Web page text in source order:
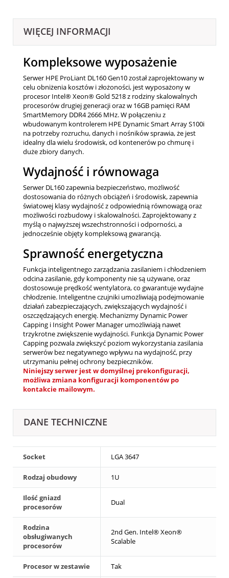
WIĘCEJ INFORMACJI
Kompleksowe wyposażenie
Serwer HPE ProLiant DL160 Gen10 został zaprojektowany w
celu obniżenia kosztów i złożoności, jest wyposażony w
procesor Intel® Xeon®Gold 5218z rodziny skalowalnych
procesorów drugiej generacji oraz w 16GB pamięci RAM
SmartMemory DDR4 2666 MHz. W połączeniu z
wbudowanym kontrolerem HPE Dynamic Smart Array S100i
na potrzeby rozruchu, danych i nośników sprawia, że ​​jest
idealny dla wielu środowisk, od kontenerów po chmurę i
duże zbiory danych.
Wydajność i równowaga
Serwer DL160 zapewnia bezpieczeństwo, możliwość
dostosowania do różnych obciążeń i środowisk, zapewnia
światowej klasy wydajność z odpowiednią równowagą oraz
możliwości rozbudowy i skalowalności. Zaprojektowany z
myślą o najwyższej wszechstronności i odporności, a
jednocześnie objęty kompleksową gwarancją.
Sprawność energetyczna
Funkcja inteligentnego zarządzania zasilaniem i chłodzeniem
odcina zasilanie, gdy komponenty nie są używane, oraz
dostosowuje prędkość wentylatora, co gwarantuje wydajne
chłodzenie. Inteligentne czujniki umożliwiają podejmowanie
działań zabezpieczających, zwiększających wydajność i
oszczędzających energię. Mechanizmy Dynamic Power
Capping i Insight Power Manager umożliwiają nawet
trzykrotne zwiększenie wydajności. Funkcja Dynamic Power
Capping pozwala zwiększyć poziom wykorzystania zasilania
serwerów bez negatywnego wpływu na wydajność, przy
utrzymaniu pełnej ochrony bezpieczników.
Niniejszy serwer jest w domyślnej prekonfiguracji,
możliwa zmiana konfiguracji komponentów po
kontakcie mailowym.
DANE TECHNICZNE
Socket LGA 3647
Rodzaj obudowy 1U
Ilość gniazd
procesorów
Dual
Rodzina
obsługiwanych
procesorów
2nd Gen. Intel® Xeon®
Scalable
Procesor w zestawie Tak